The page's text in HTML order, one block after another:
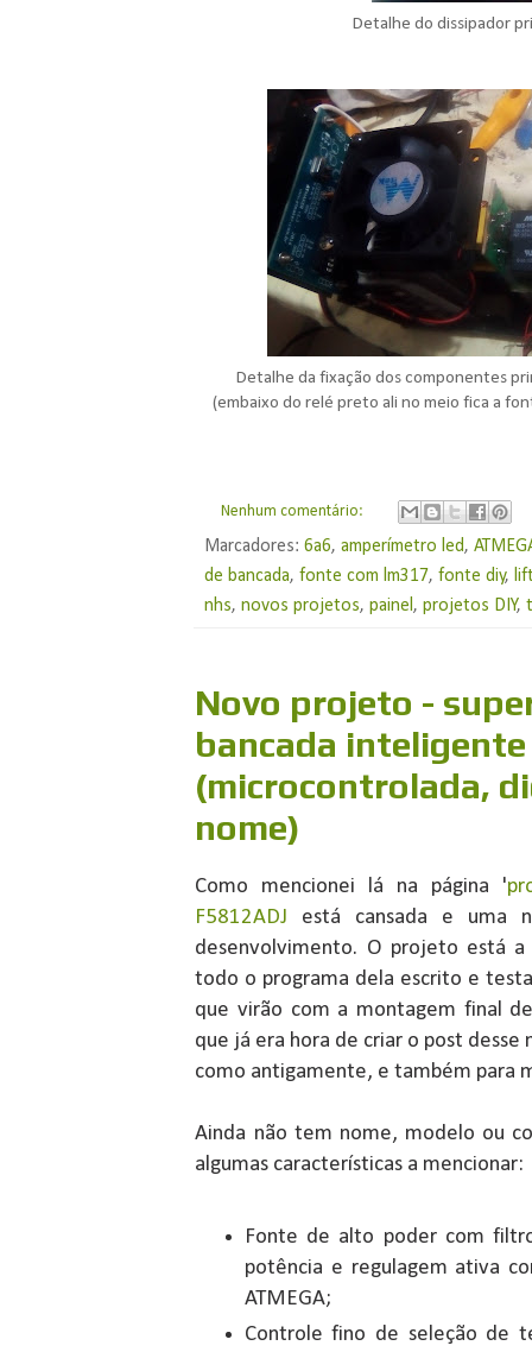
Detalhe do dissipador
Detalhe da fixação dos componentes
(embaixo do relé preto ali no meio fica a
Nenhum comentário:
Marcadores:6a6,amperímetro led,
de bancada,fonte com lm317,fonte diy,
nhs,novos projetos,painel ,projetos DIY,
Novo projeto -
bancada inteligente
(microcontrolada,
nome)
Como mencionei lá na página '
F5812ADJ está cansada e uma
desenvolvimento. O projeto está
todo o programa dela escrito e
que virão com a montagem final
que já era hora de criar o post
como antigamente, e também para
Ainda não tem nome, modelo ou
algumas características a mencionar:
Fonte de alto poder com
potência e regulagem ativa
ATMEGA;
Controle fino de seleção de